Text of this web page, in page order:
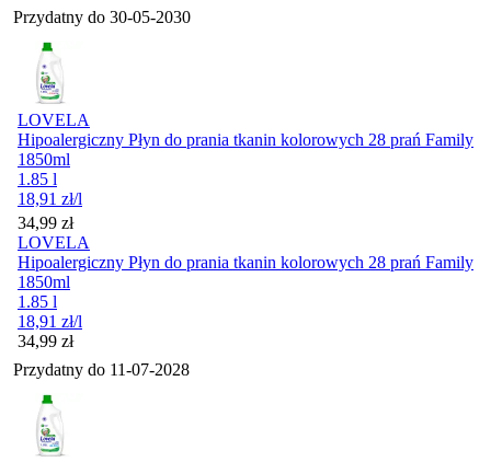
Przydatny do 30-05-2030
LOVELA
Hipoalergiczny Płyn do prania tkanin kolorowych 28 prań Family
1850ml
1.85 l
18,91 zł/l
Cena
34,99 zł
LOVELA
Hipoalergiczny Płyn do prania tkanin kolorowych 28 prań Family
1850ml
1.85 l
18,91 zł/l
Cena
34,99 zł
Przydatny do 11-07-2028